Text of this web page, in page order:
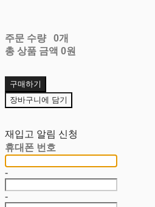
주문 수량
0개
총 상품 금액 0원
구매하기
장바구니에 담기
재입고 알림 신청
휴대폰 번호
-
-